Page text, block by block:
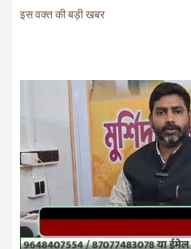
इस वक्त की बड़ी खबर